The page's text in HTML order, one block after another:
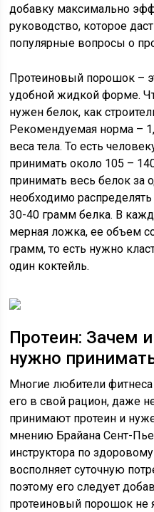
добавку максимально
руководство, которое
популярные вопросы о
Протеиновый порошок –
удобной жидкой форме.
нужен белок, как
Рекомендуемая норма –
веса тела. То есть
принимать около 105 –
принимать весь белок за
необходимо
30-40 грамм белка. В
мерная ложка, ее объем
грамм, то есть нужно
один коктейль.
Протеин: Зачем
нужно
Многие любители
его в свой рацион, даже
принимают протеин и
мнению Брайана Сент-
инструктора по
восполняет суточную
поэтому его следует
протеиновый порошок не